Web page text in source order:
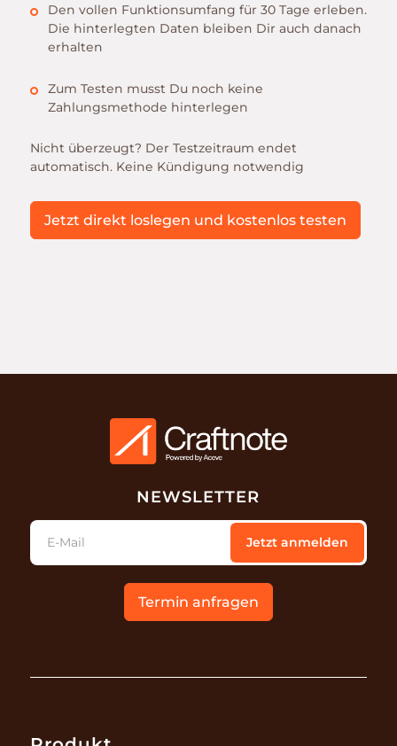
Den vollen Funktionsumfang für 30 Tage erleben.
Die hinterlegten Daten bleiben Dir auch danach
erhalten
Zum Testen musst Du noch keine
Zahlungsmethode hinterlegen
Nicht überzeugt? Der Testzeitraum endet
automatisch. Keine Kündigung notwendig
Jetzt direkt loslegen und kostenlos testen
NEWSLETTER
E-Mail Jetzt anmelden
Termin anfragen